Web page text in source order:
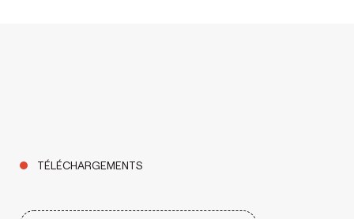
TÉLÉCHARGEMENTS